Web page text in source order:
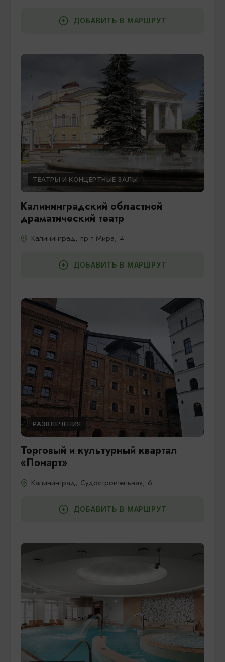
ДОБАВИТЬ В МАРШРУТ
ТЕАТРЫ И КОНЦЕРТНЫЕ ЗАЛЫ
Калининградский областной
драматический театр
Калининград, пр-т Мира, 4
ДОБАВИТЬ В МАРШРУТ
РАЗВЛЕЧЕНИЯ
Торговый и культурный квартал
«Понарт»
Калининград, Судостроительная, 6
ДОБАВИТЬ В МАРШРУТ